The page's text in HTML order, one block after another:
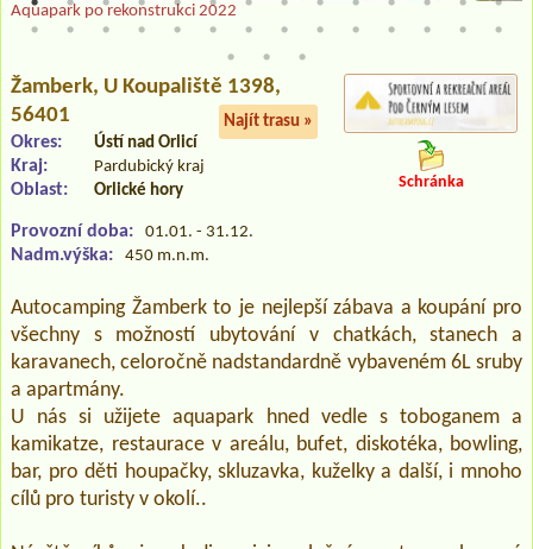
Aquapark po rekonstrukci 2022
Žamberk, U Koupaliště 1398,
56401
Najít trasu »
Okres: Ústí nad Orlicí
Kraj: Pardubický kraj
Oblast: Orlické hory
Provozní doba: 01.01. - 31.12.
Nadm.výška: 450 m.n.m.
Schránka
Autocamping Žamberk to je nejlepší zábava a koupání pro
všechny s možností ubytování v chatkách, stanech a
karavanech, celoročně nadstandardně vybaveném 6L sruby
a apartmány.
U nás si užijete aquapark hned vedle s toboganem a
kamikatze, restaurace v areálu, bufet, diskotéka, bowling,
bar, pro děti houpačky, skluzavka, kuželky a další, i mnoho
cílů pro turisty v okolí..